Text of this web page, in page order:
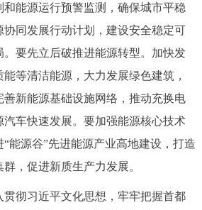
在线访谈 图说互动
图说北京 视频北京
能源运行预警监测，确保城市平稳
同发展行动计划，建设安全稳定可
要先立后破推进能源转型。加快发
等清洁能源，大力发展绿色建筑，
新能源基础设施网络，推动充换电
车快速发展。要加强能源核心技术
能源谷”先进能源产业高地建设，打造
，促进新质生产力发展。
彻习近平文化思想，牢牢把握首都